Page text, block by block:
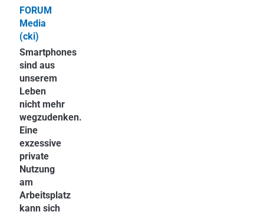
FORUM
Media
(cki)
Smartphones
sind aus
unserem
Leben
nicht mehr
wegzudenken.
Eine
exzessive
private
Nutzung
am
Arbeitsplatz
kann sich